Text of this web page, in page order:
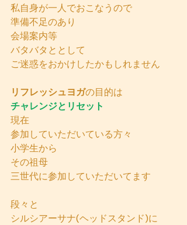
私自身が一人でおこなうので
準備不足のあり
会場案内等
バタバタととして
ご迷惑をおかけしたかもしれません
リフレッシュヨガの目的は
チャレンジとリセット
現在
参加していただいている方々
小学生から
その祖母
三世代に参加していただいてます
段々と
シルシアーサナ(ヘッドスタンド)に